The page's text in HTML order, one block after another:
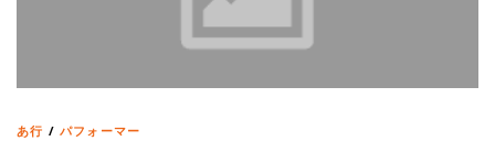
あ行 /パフォーマー